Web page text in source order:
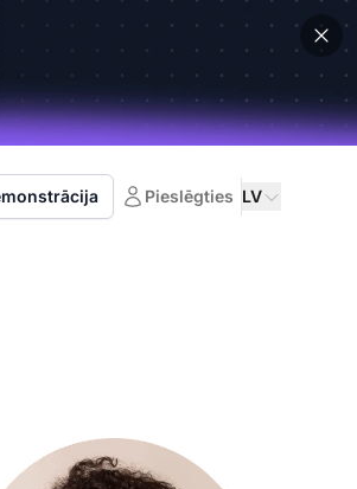
Pieslēgties LV